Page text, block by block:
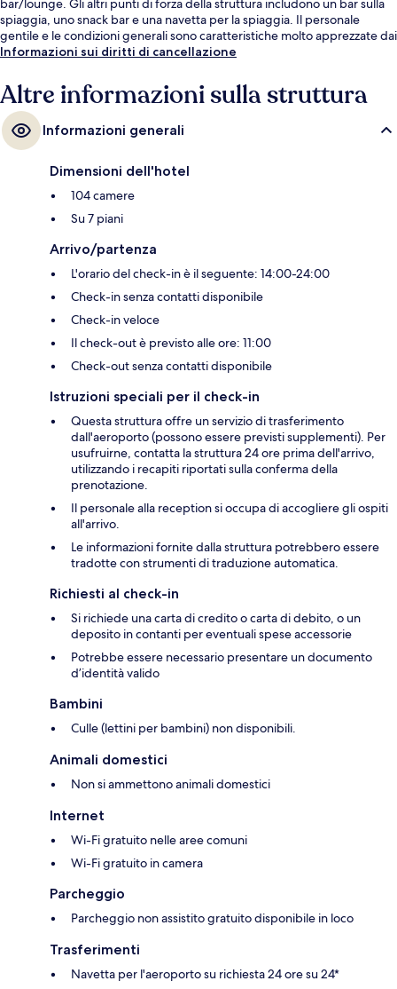
bar/lounge. Gli altri punti di forza della struttura includono un bar sulla
spiaggia, uno snack bar e una navetta per la spiaggia. Il personale
gentile e le condizioni generali sono caratteristiche molto apprezzate dai
viaggiatori.
Informazioni sui diritti di cancellazione
Altre informazioni sulla struttura
Informazioni generali
Dimensioni dell'hotel
104 camere
Su 7 piani
Arrivo/partenza
L'orario del check-in è il seguente: 14:00-24:00
Check-in senza contatti disponibile
Check-in veloce
Il check-out è previsto alle ore: 11:00
Check-out senza contatti disponibile
Istruzioni speciali per il check-in
Questa struttura offre un servizio di trasferimento
dall'aeroporto (possono essere previsti supplementi). Per
usufruirne, contatta la struttura 24 ore prima dell'arrivo,
utilizzando i recapiti riportati sulla conferma della
prenotazione.
Il personale alla reception si occupa di accogliere gli ospiti
all'arrivo.
Le informazioni fornite dalla struttura potrebbero essere
tradotte con strumenti di traduzione automatica.
Richiesti al check-in
Si richiede una carta di credito o carta di debito, o un
deposito in contanti per eventuali spese accessorie
Potrebbe essere necessario presentare un documento
d’identità valido
Bambini
Culle (lettini per bambini) non disponibili.
Animali domestici
Non si ammettono animali domestici
Internet
Wi-Fi gratuito nelle aree comuni
Wi-Fi gratuito in camera
Parcheggio
Parcheggio non assistito gratuito disponibile in loco
Trasferimenti
Navetta per l'aeroporto su richiesta 24 ore su 24*